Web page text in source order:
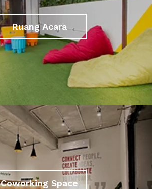
Ruang Acara
Coworking Space